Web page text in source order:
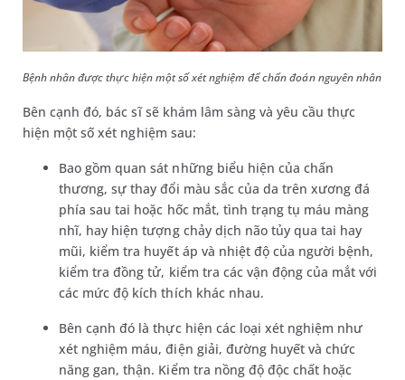
Bệnh nhân được thực hiện một số xét nghiệm để chẩn đoán nguyên nhân
Bên cạnh đó, bác sĩ sẽ khám lâm sàng và yêu cầu thực
hiện một số xét nghiệm sau:
Bao gồm quan sát những biểu hiện của chấn
thương, sự thay đổi màu sắc của da trên xương đá
phía sau tai hoặc hốc mắt, tình trạng tụ máu màng
nhĩ, hay hiện tượng chảy dịch não tủy qua tai hay
mũi, kiểm tra huyết áp và nhiệt độ của người bệnh,
kiểm tra đồng tử, kiểm tra các vận động của mắt với
các mức độ kích thích khác nhau.
Bên cạnh đó là thực hiện các loại xét nghiệm như
xét nghiệm máu, điện giải, đường huyết và chức
năng gan, thận. Kiểm tra nồng độ độc chất hoặc